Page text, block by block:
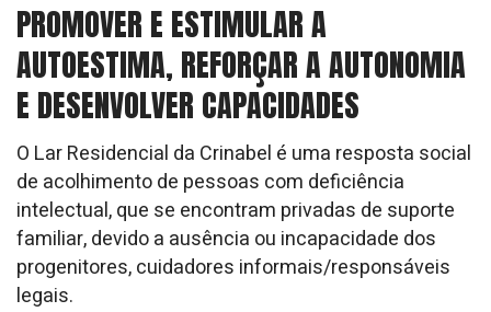
PROMOVER E ESTIMULAR A
AUTOESTIMA, REFORÇAR A AUTONOMIA
E DESENVOLVER CAPACIDADES
O Lar Residencial da Crinabel é uma resposta social
de acolhimento de pessoas com deficiência
intelectual, que se encontram privadas de suporte
familiar, devido a ausência ou incapacidade dos
progenitores, cuidadores informais/responsáveis
legais.